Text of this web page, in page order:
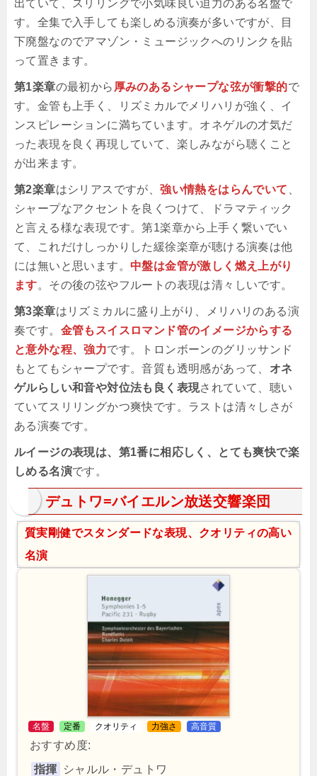
出ていて、スリリングで小気味良い迫力のある名盤で
す。全集で入手しても楽しめる演奏が多いですが、目
下廃盤なのでアマゾン・ミュージックへのリンクを貼
って置きます。
第1楽章の最初から 厚みのあるシャープな弦が衝撃的で
す。金管も上手く、リズミカルでメリハリが強く、イ
ンスピレーションに満ちています。オネゲルの才気だ
った表現を良く再現していて、楽しみながら聴くこと
が出来ます。
第2楽章はシリアスですが、強い情熱をはらんでいて
シャープなアクセントを良くつけて、ドラマティック
と言える様な表現です。第1楽章から上手く繋いでい
て、これだけしっかりした緩徐楽章が聴ける演奏は他
には無いと思います。 中盤は金管が激しく燃え上がり
ます。その後の弦やフルートの表現は清々しいです。
第3楽章はリズミカルに盛り上がり、メリハリのある演
奏です。 金管もスイスロマンド管のイメージからする
と意外な程、強力です。トロンボーンのグリッサンド
もとてもシャープです。音質も透明感があって、 オネ
ゲルらしい和音や対位法も良く表現されていて、聴い
ていてスリリングかつ爽快です。ラストは清々しさが
ある演奏です。
ルイージの表現は、第1番に相応しく、とても爽快で楽
しめる名演です。
デュトワ=バイエルン放送交響楽団
質実剛健でスタンダードな表現、クオリティの高い
名演
名盤 定番 クオリティ 力強さ 高音質
おすすめ度:
指揮
シャルル・デュトワ